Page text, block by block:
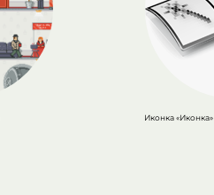
Иконка «Иконка»